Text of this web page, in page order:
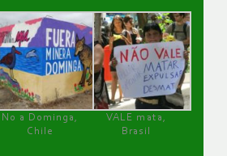
No a Dominga,
Chile
VALE mata,
Brasil